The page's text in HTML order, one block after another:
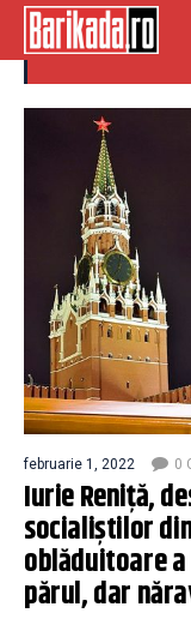
Rebranding
februarie 1, 2022 0
Iurie Reniță,
socialiștilor
oblăduitoare
părul, dar